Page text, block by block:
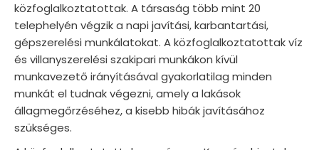
közfoglalkoztatottak. A társaság több mint 20
telephelyén végzik a napi javítási, karbantartási,
gépszerelési munkálatokat. A közfoglalkoztatottak víz
és villanyszerelési szakipari munkákon kívül
munkavezető irányításával gyakorlatilag minden
munkát el tudnak végezni, amely a lakások
állagmegőrzéséhez, a kisebb hibák javításához
szükséges.